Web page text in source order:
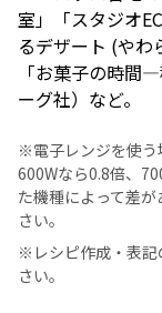
室」「スタジオ
るデザート (やわ
「お菓子の時間
ーグ社）など。
※電子レンジを使う
600Wなら0.8倍、
た機種によって差
さい。
※レシピ作成・表記
さい。